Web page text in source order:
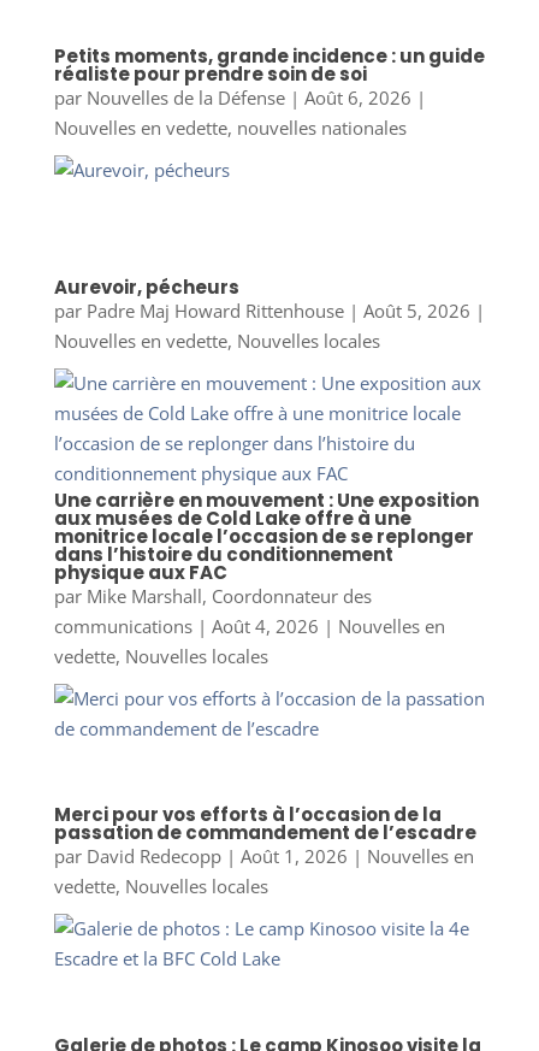
Petits moments, grande incidence : un guide
réaliste pour prendre soin de soi
par Nouvelles de la Défense| Août 6, 2026 |
Nouvelles en vedette, nouvelles nationales
Aurevoir, pécheurs
par Padre Maj Howard Rittenhouse| Août 5, 2026 |
Nouvelles en vedette, Nouvelles locales
Une carrière en mouvement : Une exposition
aux musées de Cold Lake offre à une
monitrice locale l’occasion de se replonger
dans l’histoire du conditionnement
physique aux FAC
par Mike Marshall, Coordonnateur des
communications| Août 4, 2026 | Nouvelles en
vedette, Nouvelles locales
Merci pour vos efforts à l’occasion de la
passation de commandement de l’escadre
par David Redecopp| Août 1, 2026 | Nouvelles en
vedette, Nouvelles locales
Galerie de photos : Le camp Kinosoo visite la